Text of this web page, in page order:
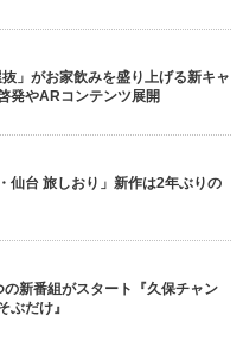
抜」がお家飲みを盛り上げる新キャ
発やARコンテンツ展開
仙台 旅しおり」新作は2年ぶりの
の新番組がスタート『久保チャン
ぶだけ』